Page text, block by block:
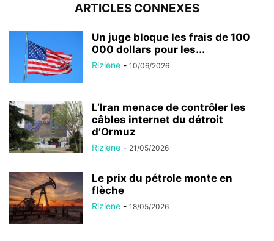
ARTICLES CONNEXES
Un juge bloque les frais de 100
000 dollars pour les...
Rizlene - 10/06/2026
L’Iran menace de contrôler les
câbles internet du détroit
d’Ormuz
Rizlene - 21/05/2026
Le prix du pétrole monte en
flèche
Rizlene - 18/05/2026